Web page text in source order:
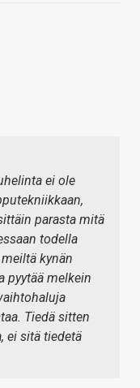
ei ole
parasta mitä
todella
kynän
pyytää melkein
Tiedä sitten
ei sitä tiedetä